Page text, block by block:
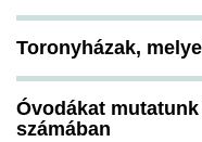
Toronyházak,
Óvodákat mutatunk
számában